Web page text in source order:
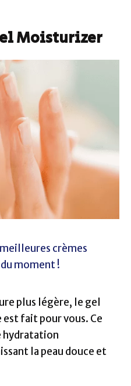
Moisturizer
crèmes
moment !
plus légère, le gel
fait pour vous. Ce
hydratation
la peau douce et